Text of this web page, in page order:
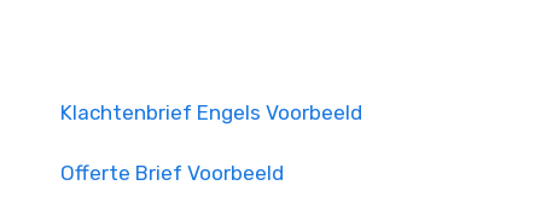
Klachtenbrief Engels Voorbeeld
Offerte Brief Voorbeeld